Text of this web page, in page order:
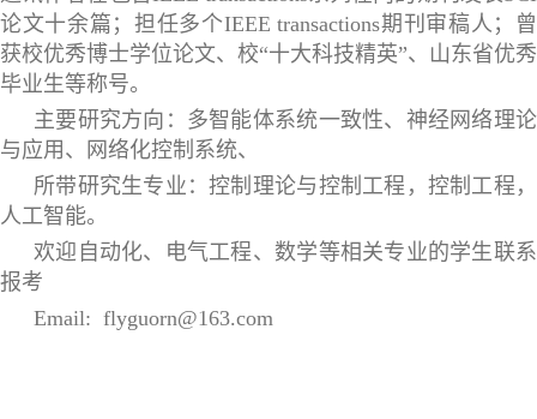
论文十余篇；担任多个IEEE transactions期刊审稿人；曾
获校优秀博士学位论文、校“十大科技精英”、山东省优秀
毕业生等称号。
主要研究方向：多智能体系统一致性、神经网络理论
与应用、网络化控制系统、
所带研究生专业：控制理论与控制工程，控制工程，
人工智能。
欢迎自动化、电气工程、数学等相关专业的学生联系
报考
Email: flyguorn@163.com